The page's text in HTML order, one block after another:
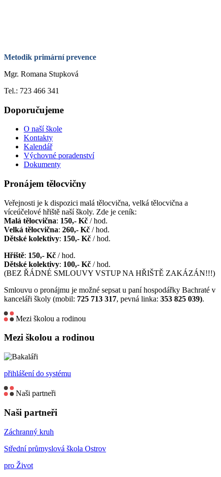
Metodik primární prevence
Mgr. Romana Stupková
Tel.: 723 466 341
Doporučujeme
O naší škole
Kontakty
Kalendář
Výchovné poradenství
Dokumenty
Pronájem tělocvičny
Veřejnosti je k dispozici malá tělocvična, velká tělocvična a
víceúčelové hřiště naší školy. Zde je ceník:
Malá tělocvična: 150,- Kč / hod.
Velká tělocvična: 260,- Kč / hod.
Dětské kolektivy: 150,- Kč / hod.
Hřiště: 150,- Kč / hod.
Dětské kolektivy: 100,- Kč / hod.
(BEZ ŘÁDNÉ SMLOUVY VSTUP NA HŘIŠTĚ ZAKÁZÁN!!!)
Smlouvu o pronájmu je možné sepsat u paní hospodářky Bachraté v
kanceláři školy (mobil: 725 713 317, pevná linka: 353 825 039).
Mezi školou a rodinou
Mezi školou a rodinou
přihlášení do systému
Naši partneři
Naši partneři
Záchranný kruh
Střední průmyslová škola Ostrov
pro Život